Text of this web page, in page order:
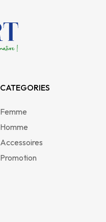
CATEGORIES
Femme
Homme
Accessoires
Promotion